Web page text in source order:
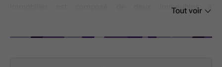
immobilier est composé de deux immeubles à
Tout voir